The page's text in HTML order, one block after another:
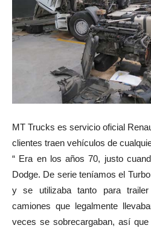
MT Trucks es servicio oficial
clientes traen vehículos de
“ Era en los años 70, justo
Dodge. De serie teníamos el
y se utilizaba tanto para
camiones que legalmente
veces se sobrecargaban, así